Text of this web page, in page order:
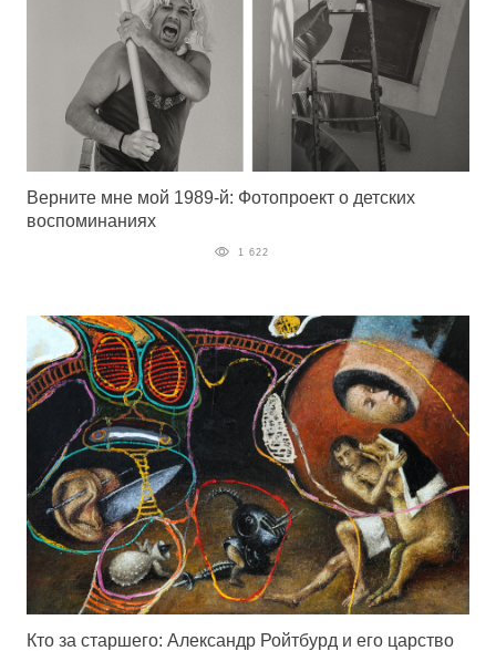
Верните мне мой 1989-й: Фотопроект о детских
воспоминаниях
1 622
Кто за старшего: Александр Ройтбурд и его царство